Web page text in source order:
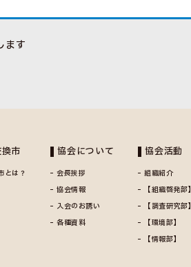
ます
市
とは？
協会について
会長挨拶
協会情報
入会のお誘い
各種資料
協会活動
組織紹介
【組織啓発部】
【調査研究部】
【環境部】
【情報部】